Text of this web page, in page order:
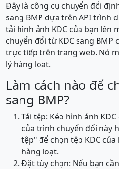
Đây là công cụ chuyển đổi
sang BMP dựa trên API trình
tải hình ảnh KDC của bạn lên
chuyển đổi từ KDC sang BMP
trực tiếp trên trang web. Nó
lý hàng loạt.
Làm cách nào để
sang BMP?
Tải tệp: Kéo hình ảnh
của trình chuyển đổi này
tệp" để chọn tệp KDC
hàng loạt.
Đặt tùy chọn: Nếu bạn